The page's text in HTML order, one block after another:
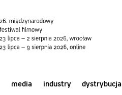
media industry dystrybucja